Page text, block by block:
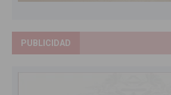
PUBLICIDAD